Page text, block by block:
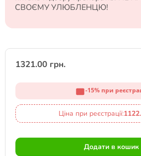
СВОЄМУ УЛЮБЛЕНЦЮ!
1321.00 грн.
-15% при
Ціна при реєстрації:
Додати в кошик